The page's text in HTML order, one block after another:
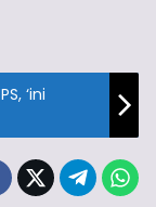
‘ini